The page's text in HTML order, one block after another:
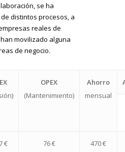
se ha
distintos procesos, a
reales de
movilizado alguna
de negocio.
OPEX
(Mantenimiento)
Ahorro
mensual
€ 76 € 470 €